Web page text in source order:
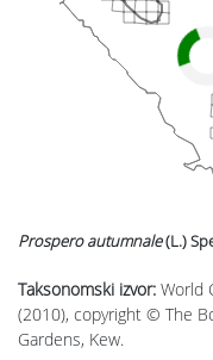
Taksonomski izvor: World
(2010), copyright © The
Gardens, Kew.
Prospero autumnale(L.)